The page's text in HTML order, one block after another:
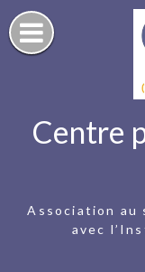
Skip
to
content
Centre
Association au
avec